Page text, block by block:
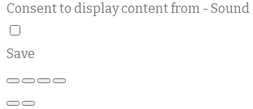
Consent to display content from - Sound
Save